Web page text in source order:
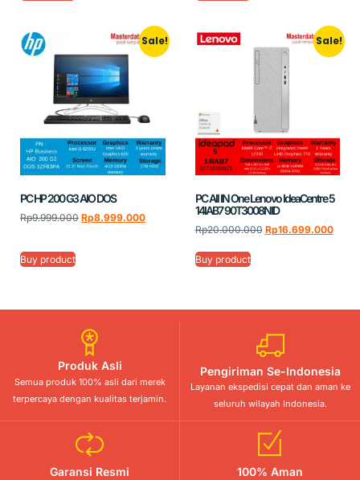
Sale!
PC HP 200 G3 AIO DOS
Rp9.999.000 Rp8.999.000
Buy product
Sale!
PC All IN One Lenovo IdeaCentre 5
14IAB7 90T3008NID
Rp20.000.000 Rp16.699.000
Buy product
Produk Asli
Semua produk 100% asli dari merek
terpercaya dengan kualitas terjamin.
Pengiriman Se-Indonesia
Layanan ekspedisi cepat dan aman ke
seluruh wilayah Indonesia.
Garansi Resmi 100% Aman